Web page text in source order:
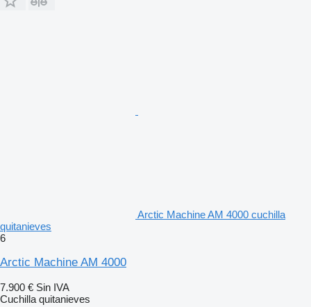
Arctic Machine AM 4000 cuchilla
quitanieves
6
Arctic Machine AM 4000
7.900 € Sin IVA
Cuchilla quitanieves